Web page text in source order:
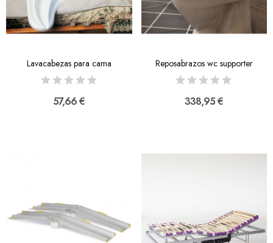
Lavacabezas para cama
57,66 €
Reposabrazos wc supporter
338,95 €